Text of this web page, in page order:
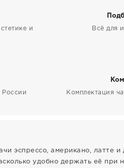
и
Всё для
России Комплектация
эспрессо, американо, латте и
удобно держать её при